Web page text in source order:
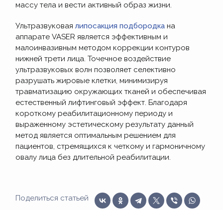
массу тела и вести активный образ жизни.
Ультразвуковаялипосакция подбородка на
аппарате VASER является эффективным и
малоинвазивным методом коррекции контуров
нижней трети лица. Точечное воздействие
ультразвуковых волн позволяет селективно
разрушать жировые клетки, минимизируя
травматизацию окружающих тканей и обеспечивая
естественный лифтинговый эффект. Благодаря
короткому реабилитационному периоду и
выраженному эстетическому результату данный
метод является оптимальным решением для
пациентов, стремящихся к четкому и гармоничному
овалу лица без длительной реабилитации.
Поделиться статьей